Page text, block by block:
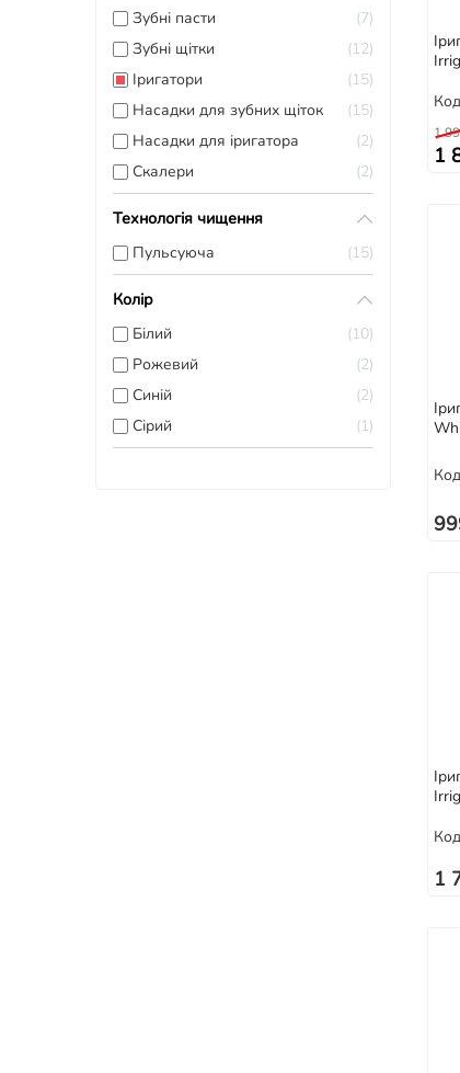
Зубні пасти
7
Зубні щітки
12
Іригатори
15
Насадки для зубних щіток
15
Насадки для іригатора
2
Скалери
2
Технологія чищення
Пульсуюча 15
Колір
Білий
10
Рожевий
2
Синій
2
Сірий
1
1
1
1